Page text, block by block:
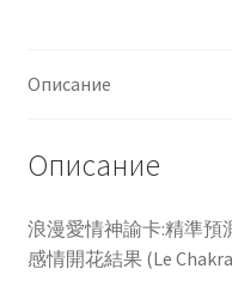
精
測
鍵
日
Описание
Описание
浪漫愛情神諭卡:精準預
感情開花結果 (Le